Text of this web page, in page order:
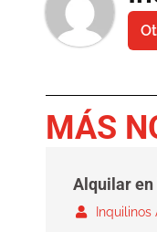
MÁS
Alquilar en
Inquilinos